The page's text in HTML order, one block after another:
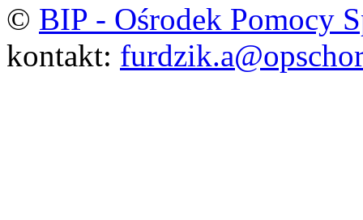
© BIP - Ośrodek Pomocy
kontakt: